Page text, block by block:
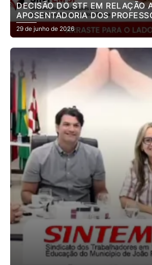
DECISÃO DO STF EM RELAÇÃO
APOSENTADORIA DOS
29 de junho de 2026